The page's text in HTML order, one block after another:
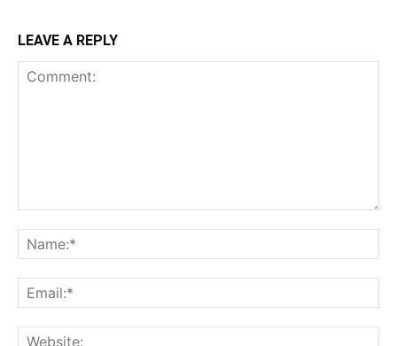
LEAVE A REPLY